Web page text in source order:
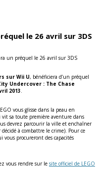
le 26 avril sur 3DS
un préquel le 26 avril sur 3DS
sur Wii U, bénéficiera d’un préquel
Undercover : The Chase
2013.
vous glisse dans la peau en
sa toute première aventure dans
devrez parcourir la ville et enchaîner
à combattre le crime). Pour ce
vous procureront des capacités
vous rendre sur le site officiel de LEGO